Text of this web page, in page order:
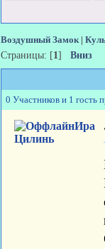
Воздушный Замок|
Страницы: [1] Вниз
0 Участников и 1 гость
Ира
Цилинь